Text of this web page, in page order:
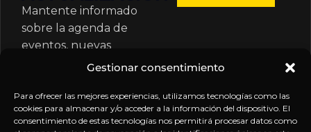
Gestionar consentimiento
Para ofrecer las mejores experiencias, utilizamos tecnologías como las
cookies para almacenar y/o acceder a la información del dispositivo. El
consentimiento de estas tecnologías nos permitirá procesar datos como
Mantente informado
sobre la agenda de
eventos, nuevas
publicaciones y
suscripción.